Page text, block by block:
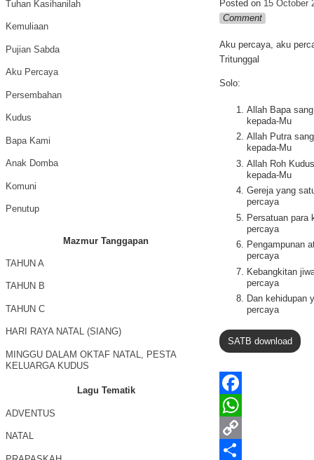
Posted on 15 October
Comment
Aku percaya, aku
Tritunggal
Solo:
Allah Bapa
kepada-Mu
Allah Putra
kepada-Mu
Allah Roh
kepada-Mu
Gereja yang
percaya
Persatuan para
percaya
Pengampunan
percaya
Kebangkitan
percaya
Dan kehidupan
percaya
SATB download
F
a
c
W
hC
Tuhan Kasihanilah
Kemuliaan
Pujian Sabda
Aku Percaya
Persembahan
Kudus
Bapa Kami
Anak Domba
Komuni
Penutup
Mazmur Tanggapan
TAHUN A
TAHUN B
TAHUN C
HARI RAYA NATAL (SIANG)
MINGGU DALAM OKTAF NATAL, PESTA
KELUARGA KUDUS
Lagu Tematik
ADVENTUS
NATAL